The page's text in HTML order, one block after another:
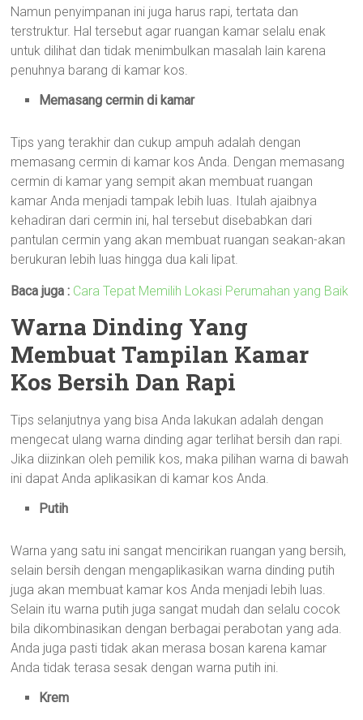
Namun penyimpanan ini juga harus rapi, tertata dan
terstruktur. Hal tersebut agar ruangan kamar selalu enak
untuk dilihat dan tidak menimbulkan masalah lain karena
penuhnya barang di kamar kos.
Memasang cermin di kamar
Tips yang terakhir dan cukup ampuh adalah dengan
memasang cermin di kamar kos Anda. Dengan memasang
cermin di kamar yang sempit akan membuat ruangan
kamar Anda menjadi tampak lebih luas. Itulah ajaibnya
kehadiran dari cermin ini, hal tersebut disebabkan dari
pantulan cermin yang akan membuat ruangan seakan-akan
berukuran lebih luas hingga dua kali lipat.
Baca juga : Cara Tepat Memilih Lokasi Perumahan yang Baik
Warna Dinding Yang
Membuat Tampilan Kamar
Kos Bersih Dan Rapi
Tips selanjutnya yang bisa Anda lakukan adalah dengan
mengecat ulang warna dinding agar terlihat bersih dan rapi.
Jika diizinkan oleh pemilik kos, maka pilihan warna di bawah
ini dapat Anda aplikasikan di kamar kos Anda.
Putih
Warna yang satu ini sangat mencirikan ruangan yang bersih,
selain bersih dengan mengaplikasikan warna dinding putih
juga akan membuat kamar kos Anda menjadi lebih luas.
Selain itu warna putih juga sangat mudah dan selalu cocok
bila dikombinasikan dengan berbagai perabotan yang ada.
Anda juga pasti tidak akan merasa bosan karena kamar
Anda tidak terasa sesak dengan warna putih ini.
Krem